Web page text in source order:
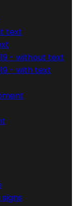
text
- without text
- with text